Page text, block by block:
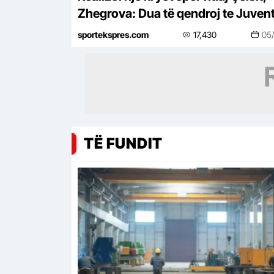
Zhegrova: Dua të qendroj te
do të bëjmë gjëra të mëdha bashkë
sportekspres.com 17,430
TË FUNDIT